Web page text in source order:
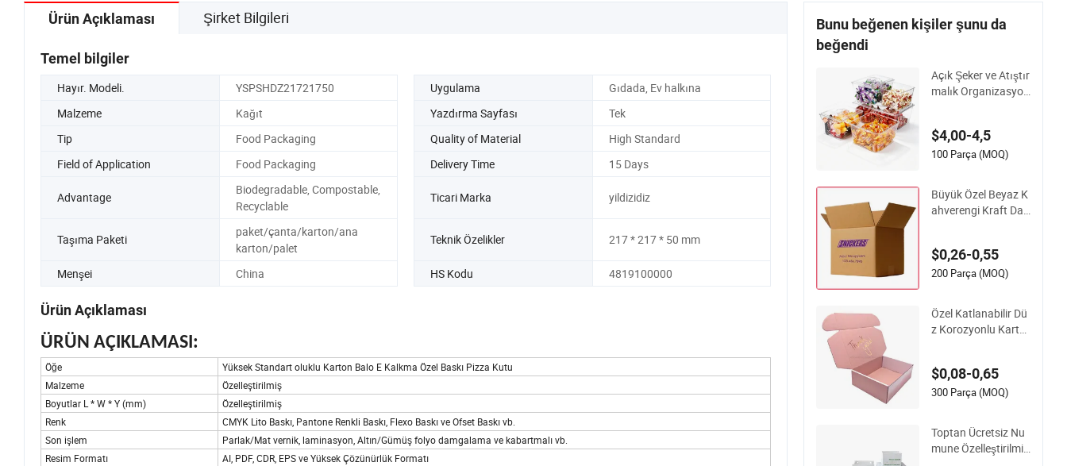
Ürün Açıklaması Şirket Bilgileri
Temel bilgiler
Hayır. Modeli. YSPSHDZ21721750 Uygulama
Gıdada, Ev halkına
Malzeme
Kağıt Yazdırma Sayfası
Tek
Tip
Food Packaging Quality of Material
High Standard
Field of Application
Food Packaging Delivery Time 15 Days
Advantage
Biodegradable, Compostable,
Recyclable
Ticari Marka yildizidiz
Taşıma Paketi
paket/çanta/karton/ana
karton/palet
Teknik Özelikler 217 * 217 * 50 mm
Menşei China HS Kodu 4819100000
Ürün Açıklaması
ÜRÜN AÇIKLAMASI:
Öğe
Yüksek Standart oluklu Karton Balo E Kalkma Özel Baskı Pizza Kutu
Malzeme
Özelleştirilmiş
Boyutlar L * W * Y (mm)
Özelleştirilmiş
Renk
CMYK Lito Baskı, Pantone Renkli Baskı, Flexo Baskı ve Ofset Baskı vb.
Son işlem
Parlak/Mat vernik, laminasyon, Altın/Gümüş folyo damgalama ve kabartmalı vb.
Resim Formatı
AI, PDF, CDR, EPS ve Yüksek Çözünürlük Formatı
Bunu beğenen kişiler şunu da
beğendi
Açık Şeker ve Atıştır
malık Organizasyon
$4,00-4,5
100 Parça (MOQ)
Büyük Özel Beyaz K
ahverengi Kraft Dal
z Ürünleri Et Ayakka
bı Taşıma Nakliye T
mbalaj Kutusu
$0,26-0,55
200 Parça (MOQ)
Özel Katlanabilir Dü
z Korozyonlu Karto
ta Paketi Noel Hediy
esi Karton Kutusu T
za Çikolata
$0,08-0,65
300 Parça (MOQ)
Toptan Ücretsiz Nu
mune Özelleştirilmiş